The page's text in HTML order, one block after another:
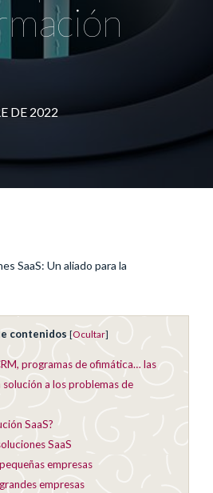
DE 2022
SaaS: Un aliado para la
contenidos [Ocultar]
programas de ofimática… las
a los problemas de
SaaS?
SaaS
empresas
empresas